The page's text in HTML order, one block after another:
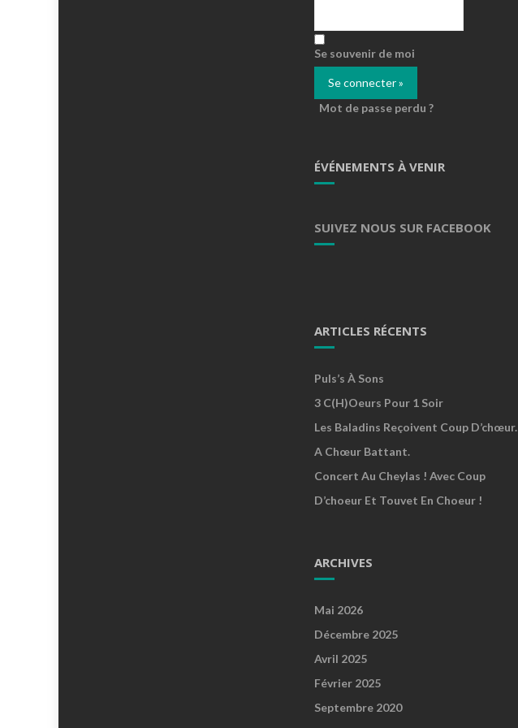
Se souvenir de moi
Mot de passe perdu ?
ÉVÉNEMENTS À VENIR
SUIVEZ NOUS SUR FACEBOOK
ARTICLES RÉCENTS
Puls’s À Sons
3 C(h)oeurs Pour 1 Soir
Les Baladins Reçoivent Coup D’chœur.
A Chœur Battant.
Concert Au Cheylas ! Avec Coup
D’choeur Et Touvet En Choeur !
ARCHIVES
Mai 2026
Décembre 2025
Avril 2025
Février 2025
Septembre 2020